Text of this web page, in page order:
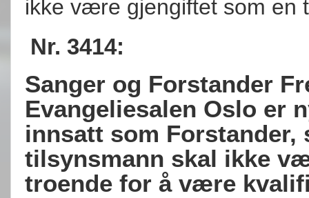
ikke være gjengiftet som en
Nr. 3414:
Sanger og Forstander
Evangeliesalen Oslo er
innsatt som
tilsynsmann skal ikke
troende for å være